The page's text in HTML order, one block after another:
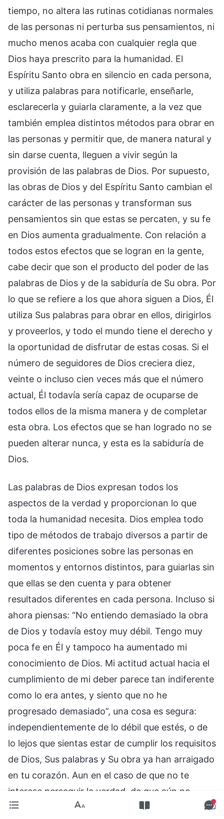
Las palabras de Dios expresan todos los
aspectos de la verdad y proporcionan lo que
toda la humanidad necesita. Dios emplea todo
tipo de métodos de trabajo diversos a partir de
diferentes posiciones sobre las personas en
momentos y entornos distintos, para guiarlas sin
que ellas se den cuenta y para obtener
resultados diferentes en cada persona. Incluso si
ahora piensas: “No entiendo demasiado la obra
de Dios y todavía estoy muy débil. Tengo muy
poca fe en Él y tampoco ha aumentado mi
conocimiento de Dios. Mi actitud actual hacia el
cumplimiento de mi deber parece tan indiferente
como lo era antes, y siento que no he
progresado demasiado”, una cosa es segura:
independientemente de lo débil que estés, o de
lo lejos que sientas estar de cumplir los requisitos
de Dios, Sus palabras y Su obra ya han arraigado
en tu corazón. Aun en el caso de que no te
interese perseguir la verdad, de que aún no
consideres muy importante el sentido de